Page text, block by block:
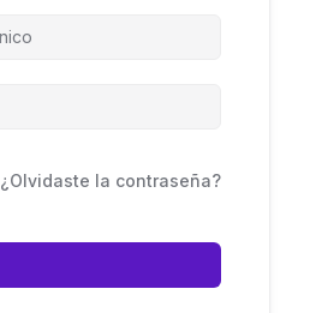
¿Olvidaste la contraseña?